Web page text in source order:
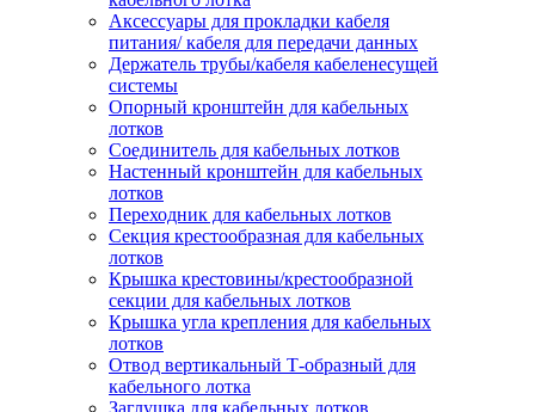
Аксессуары для прокладки кабеля
питания/ кабеля для передачи данных
Держатель трубы/кабеля кабеленесущей
системы
Опорный кронштейн для кабельных
лотков
Соединитель для кабельных лотков
Настенный кронштейн для кабельных
лотков
Переходник для кабельных лотков
Секция крестообразная для кабельных
лотков
Крышка крестовины/крестообразной
секции для кабельных лотков
Крышка угла крепления для кабельных
лотков
Отвод вертикальный Т-образный для
кабельного лотка
Заглушка для кабельных лотков